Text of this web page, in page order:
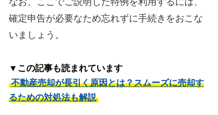
確定申告が必要なため忘れずに手続きをおこな
いましょう。
▼この記事も読まれています
不動産売却が長引く原因とは？スムーズに売却す
るための対処法も解説